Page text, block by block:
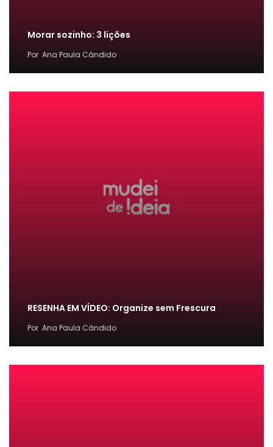
Morar sozinho: 3 lições
Por Ana Paula Cândido
RESENHA EM VÍDEO: Organize sem Frescura
Por Ana Paula Cândido